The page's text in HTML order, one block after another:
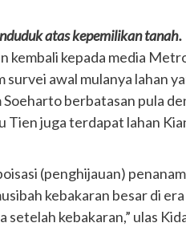
atas kepemilikan tanah.
kembali kepada media
survei awal mulanya lahan
berbatasan pula
Tien juga terdapat lahan
(penghijauan)
kebakaran besar di era
kebakaran,” ulas